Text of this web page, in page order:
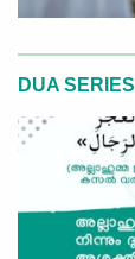
DUA SERIES